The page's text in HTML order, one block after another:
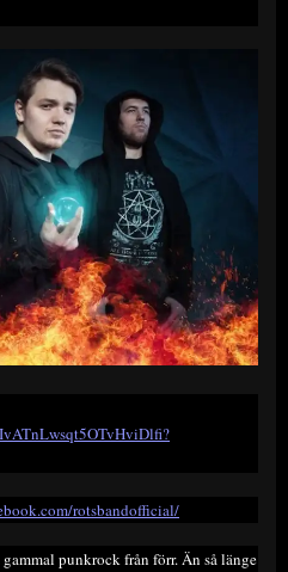
rotsbandofficial/
punkrock från förr. Än så länge